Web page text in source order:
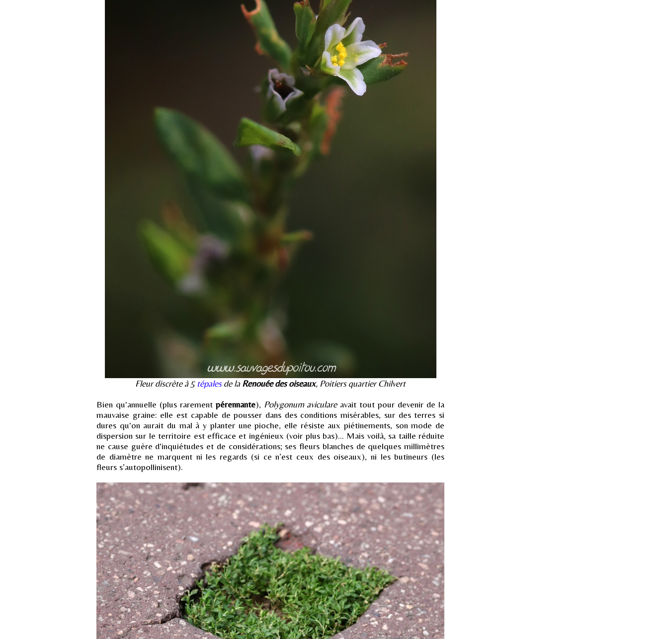
Fleur discrète à 5 tépalesde laRenouée des oiseaux, Poitiers quartier Chilvert
Bien qu'annuelle (plus rarement pérennante), Polygonum aviculareavait tout pour devenir de la
mauvaise graine: elle est capable de pousser dans des conditions misérables, sur des terres si
dures qu'on aurait du mal à y planter une pioche, elle résiste aux piétinements, son mode de
dispersion sur le territoire est efficace et ingénieux (voir plus bas)... Mais voilà, sa taille réduite
ne cause guère d'inquiétudes et de considérations; ses fleurs blanches de quelques millimètres
de diamètre ne marquent ni les regards (si ce n’est ceux des oiseaux), ni les butineurs (les
fleurs s’autopollinisent).